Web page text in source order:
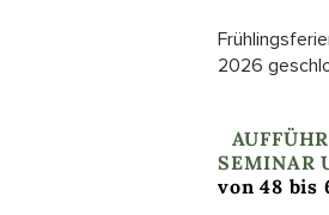
2026
SEMINAR
von 48 bis